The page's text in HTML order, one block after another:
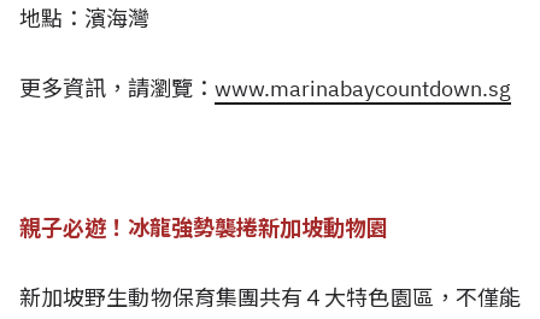
地點：濱海灣
更多資訊，請瀏覽： www.marinabaycountdown.sg
親子必遊！冰龍強勢襲捲新加坡動物園
新加坡野生動物保育集團共有４大特色園區，不僅能